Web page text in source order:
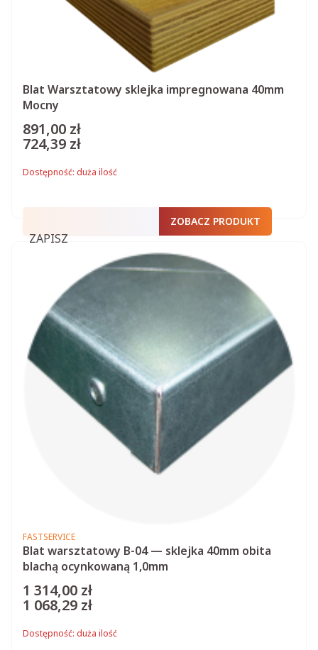
Blat Warsztatowy sklejka impregnowana 40mm
Mocny
Cena
891,00 zł
Cena
724,39 zł
Dostępność: duża ilość
ZAPISZ
ZOBACZ PRODUKT
Blat warsztatowy B-04 — sklejka 40mm obita
blachą ocynkowaną 1,0mm
PRODUCENT
FASTSERVICE
Cena
1 314,00 zł
Cena
1 068,29 zł
Dostępność: duża ilość